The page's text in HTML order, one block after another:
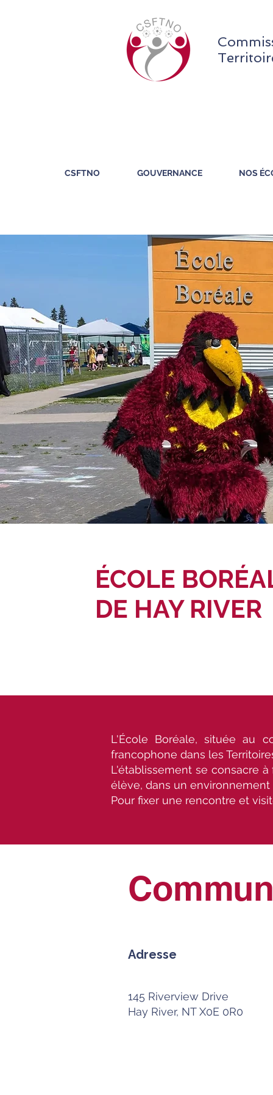
CSFTNO GOUVERNANCE NOS
ÉCOLE
DE HAY RIVER
L'École Boréale, située au
francophone dans les
L'établissement se consacre
élève, dans un
Pour fixer une rencontre et
Adresse
145 Riverview Drive
Hay River, NT X0E 0R0